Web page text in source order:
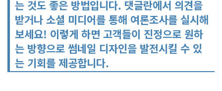
는 것도 좋은 방법입니다. 댓글란에서 의견을
받거나 소셜 미디어를 통해 여론조사를 실시해
보세요! 이렇게 하면 고객들이 진정으로 원하
는 방향으로 썸네일 디자인을 발전시킬 수 있
는 기회를 제공합니다.